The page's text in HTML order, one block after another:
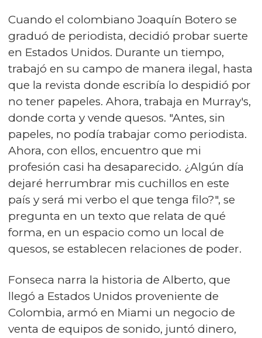
Cuando el colombiano Joaquín Botero se
graduó de periodista, decidió probar suerte
en Estados Unidos. Durante un tiempo,
trabajó en su campo de manera ilegal, hasta
que la revista donde escribía lo despidió por
no tener papeles. Ahora, trabaja en Murray's,
donde corta y vende quesos. "Antes, sin
papeles, no podía trabajar como periodista.
Ahora, con ellos, encuentro que mi
profesión casi ha desaparecido. ¿Algún día
dejaré herrumbrar mis cuchillos en este
país y será mi verbo el que tenga filo?", se
pregunta en un texto que relata de qué
forma, en un espacio como un local de
quesos, se establecen relaciones de poder.
Fonseca narra la historia de Alberto, que
llegó a Estados Unidos proveniente de
Colombia, armó en Miami un negocio de
venta de equipos de sonido, juntó dinero,